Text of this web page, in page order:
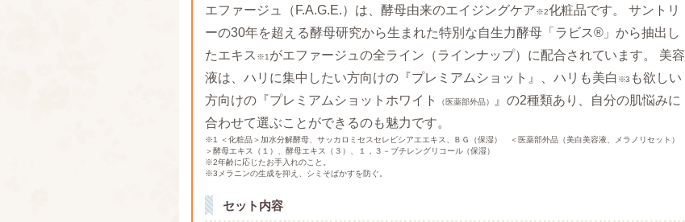
エファージュ（F.A.G.E.）は、酵母由来のエイジングケア※2化粧品です。 サントリ
ーの30年を超える酵母研究から生まれた特別な自生力酵母「ラビス®」から抽出し
たエキス ※1 がエファージュの全ライン（ラインナップ）に配合されています。 美容
液は、ハリに集中したい方向けの『プレミアムショット』、ハリも美白 ※3 も欲しい
方向けの『プレミアムショットホワイト
（医薬部外品）
』の2種類あり、自分の肌悩みに
合わせて選ぶことができるのも魅力です。
※1 ＜化粧品＞加水分解酵母、サッカロミセスセレビシアエエキス、ＢＧ（保湿） ＜医薬部外品（美白美容液、メラノリセット）
＞酵母エキス（１）、酵母エキス（３）、１，３－ブチレングリコール（保湿）
※2年齢に応じたお手入れのこと。
※3メラニンの生成を抑え、シミそばかすを防ぐ。
セット内容